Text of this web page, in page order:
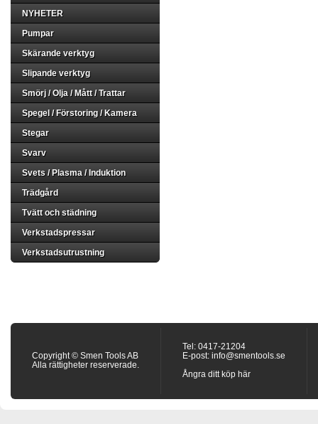
NYHETER
Pumpar
Skärande verktyg
Slipande verktyg
Smörj / Olja / Mått / Trattar
Spegel / Förstoring / Kamera
Stegar
Svarv
Svets / Plasma / Induktion
Trädgård
Tvätt och städning
Verkstadspressar
Verkstadsutrustning
Copyright © Smen Tools AB
Alla rättigheter reserverade.
Tel: 0417-21204
E-post: info@smentools.se
Ångra ditt köp här